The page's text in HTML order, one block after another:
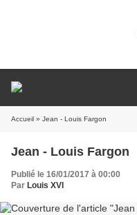
Accueil » Jean - Louis Fargon
Jean - Louis Fargon
Publié le 16/01/2017 à 00:00
Par Louis XVI